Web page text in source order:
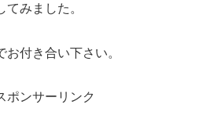
みました。
付き合い下さい。
ポンサーリンク